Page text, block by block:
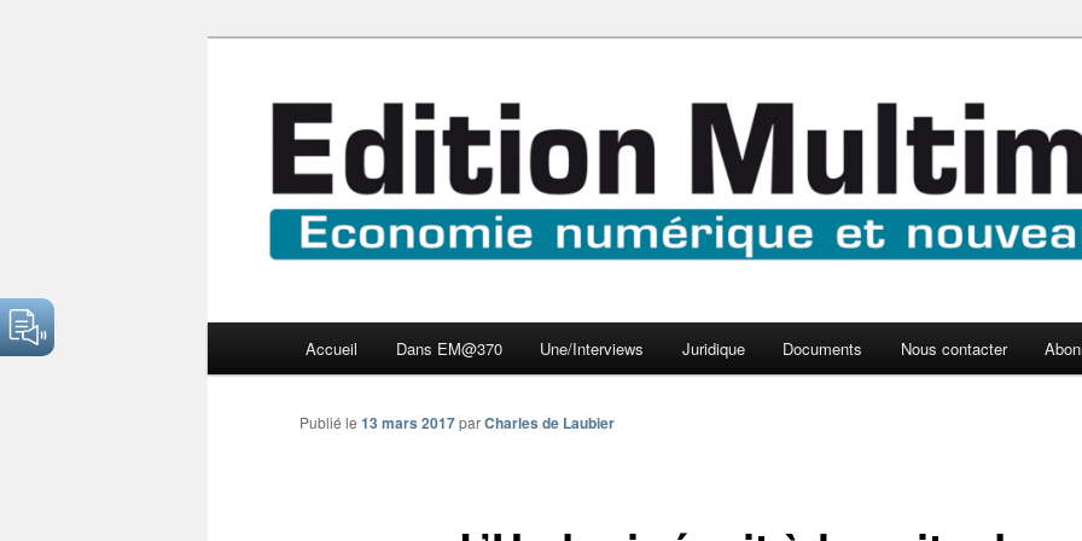
Edition Multimédi@
Accueil Dans EM@370 Une/Interviews Juridique Documents Nous contacter
Publié le 13 mars 2017parCharles de Laubier